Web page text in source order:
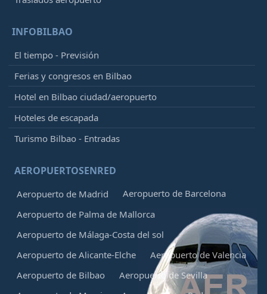
INFOBILBAO
El tiempo - Previsión
Ferias y congresos en Bilbao
Hotel en Bilbao ciudad/aeropuerto
Hoteles de escapada
Turismo Bilbao - Entradas
AEROPUERTOSENRED
Aeropuerto de Madrid
Aeropuerto de Barcelona
Aeropuerto de Palma de Mallorca
Aeropuerto de Málaga-Costa del sol
Aeropuerto de Alicante-Elche
Aeropuerto de Valencia
Aeropuerto de Bilbao
Aeropuerto de Sevilla